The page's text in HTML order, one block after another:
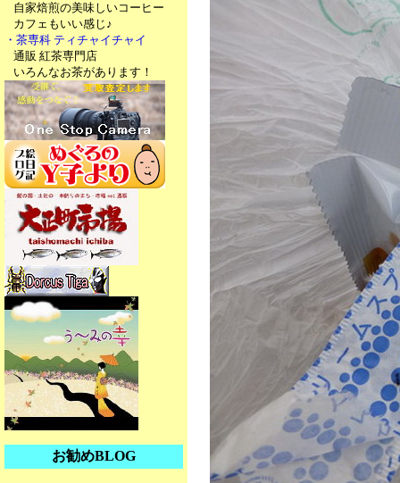
自家焙煎の美味しいコーヒー
カフェもいい感じ♪
・茶専科 ティチャイチャイ
通販 紅茶専門店
いろんなお茶があります！
お勧めBLOG